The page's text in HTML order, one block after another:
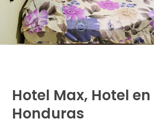
Hotel Max, Hotel en
Honduras